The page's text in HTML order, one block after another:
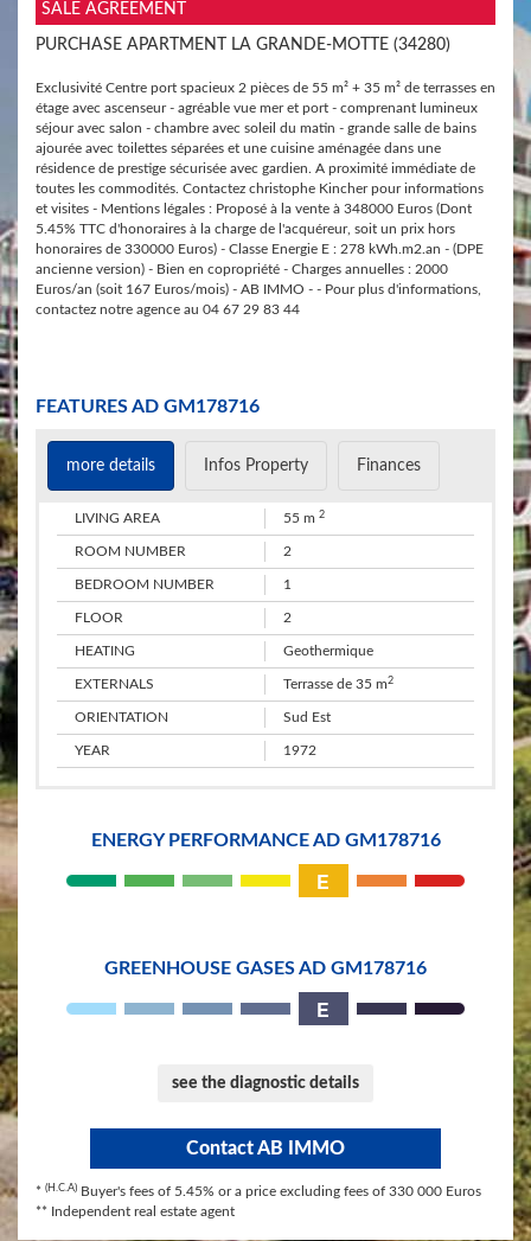
SALE AGREEMENT
​PURCHASE APARTMENT LA GRANDE-MOTTE (34280)
Exclusivité Centre port spacieux 2 pièces de 55 m² + 35 m² de terrasses en
étage avec ascenseur - agréable vue mer et port - comprenant lumineux
séjour avec salon - chambre avec soleil du matin - grande salle de bains
ajourée avec toilettes séparées et une cuisine aménagée dans une
résidence de prestige sécurisée avec gardien. A proximité immédiate de
toutes les commodités. Contactez christophe Kincher pour informations
et visites - Mentions légales : Proposé à la vente à 348000 Euros (Dont
5.45% TTC d'honoraires à la charge de l'acquéreur, soit un prix hors
honoraires de 330000 Euros) - Classe Energie E : 278 kWh.m2.an - (DPE
ancienne version) - Bien en copropriété - Charges annuelles : 2000
Euros/an (soit 167 Euros/mois) - AB IMMO - - Pour plus d'informations,
contactez notre agence au 04 67 29 83 44
​FEATURES AD GM178716
more details Infos Property Finances
​LIVING AREA 55 m 2
ROOM NUMBER 2
BEDROOM NUMBER 1
​FLOOR 2
​HEATING Geothermique
EXTERNALS Terrasse de 35 m2
​ORIENTATION Sud Est
​YEAR 1972
ENERGY PERFORMANCE AD GM178716
E
GREENHOUSE GASES AD GM178716
E
see the diagnostic details
​Contact AB IMMO
* (H.C.A) Buyer's fees of 5.45% or a price excluding fees of 330 000 Euros
** Independent real estate agent